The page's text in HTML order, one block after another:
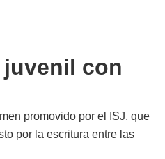
con
promovido por el ISJ, que
por la escritura entre las